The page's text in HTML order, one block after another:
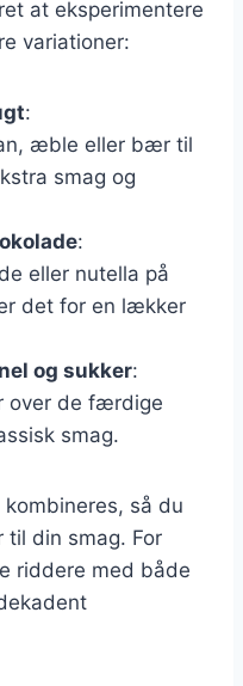
at eksperimentere
variationer:
:
æble eller bær til
smag og
:
eller nutella på
det for en lækker
og sukker:
over de færdige
smag.
så du
til din smag. For
riddere med både